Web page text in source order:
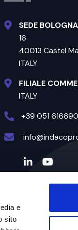
e
sito
SEDE BOLOGNA
16
40013 Castel
ITALY
FILIALE
ITALY
+39 051